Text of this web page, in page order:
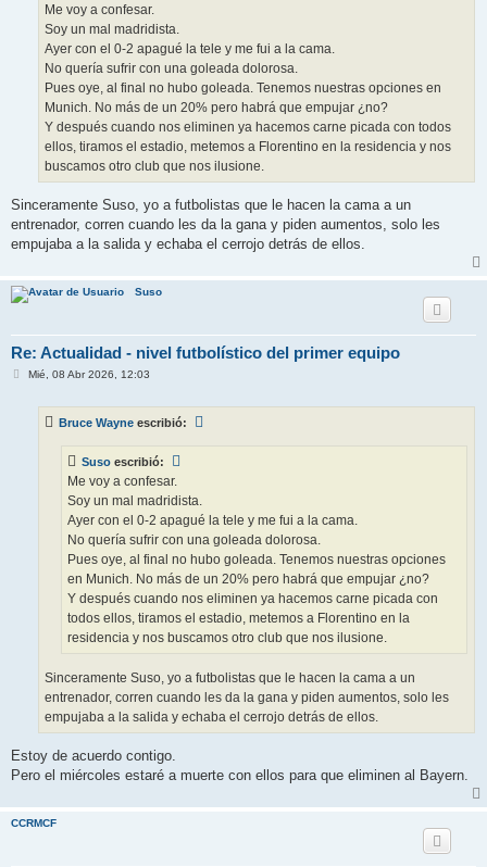
Me voy a confesar.
Soy un mal madridista.
Ayer con el 0-2 apagué la tele y me fui a la cama.
No quería sufrir con una goleada dolorosa.
Pues oye, al final no hubo goleada. Tenemos nuestras opciones en
Munich. No más de un 20% pero habrá que empujar ¿no?
Y después cuando nos eliminen ya hacemos carne picada con todos
ellos, tiramos el estadio, metemos a Florentino en la residencia y nos
buscamos otro club que nos ilusione.
Sinceramente Suso, yo a futbolistas que le hacen la cama a un
entrenador, corren cuando les da la gana y piden aumentos, solo les
empujaba a la salida y echaba el cerrojo detrás de ellos.
Suso
Re: Actualidad - nivel futbolístico del primer equipo
MMié, 08 Abr 2026, 12:03
Bruce Wayne escribió:
Suso escribió:
Me voy a confesar.
Soy un mal madridista.
Ayer con el 0-2 apagué la tele y me fui a la cama.
No quería sufrir con una goleada dolorosa.
Pues oye, al final no hubo goleada. Tenemos nuestras opciones
en Munich. No más de un 20% pero habrá que empujar ¿no?
Y después cuando nos eliminen ya hacemos carne picada con
todos ellos, tiramos el estadio, metemos a Florentino en la
residencia y nos buscamos otro club que nos ilusione.
Sinceramente Suso, yo a futbolistas que le hacen la cama a un
entrenador, corren cuando les da la gana y piden aumentos, solo les
empujaba a la salida y echaba el cerrojo detrás de ellos.
Estoy de acuerdo contigo.
Pero el miércoles estaré a muerte con ellos para que eliminen al Bayern.
CCRMCF